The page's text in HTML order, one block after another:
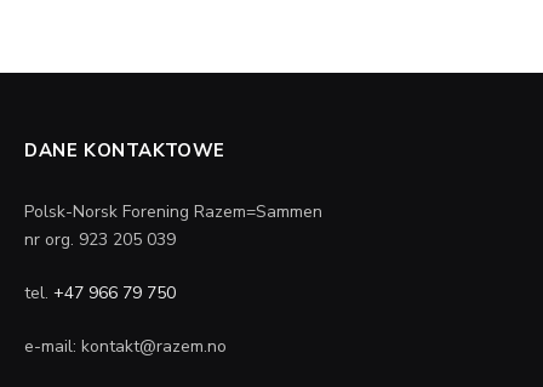
DANE KONTAKTOWE
Polsk-Norsk Forening Razem=Sammen
nr org. 923 205 039
tel. +47 966 79 750
e-mail: kontakt@razem.no